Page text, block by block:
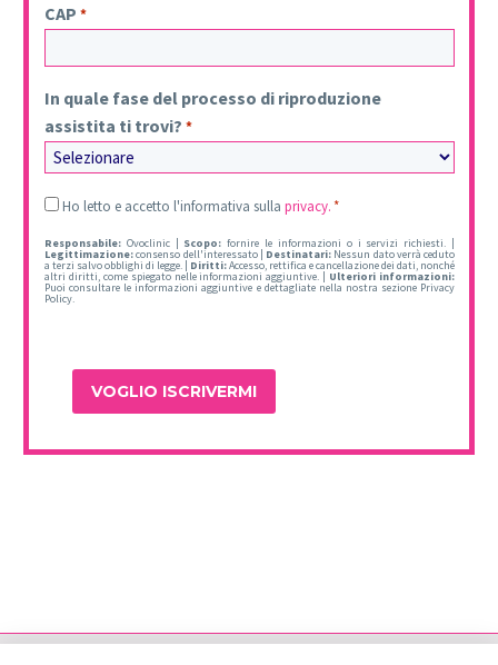
CAP *
In quale fase del processo di riproduzione
assistita ti trovi? *
Consentimiento
Ho letto e accetto l'informativa sulla privacy.*
Responsabile: Ovoclinic | Scopo:fornire le informazioni o i servizi richiesti. |
Legittimazione:consenso dell'interessato | Destinatari: Nessun dato verrà ceduto
a terzi salvo obblighi di legge. | Diritti:Accesso, rettifica e cancellazione dei dati, nonché
altri diritti, come spiegato nelle informazioni aggiuntive. | Ulteriori informazioni:
Puoi consultare le informazioni aggiuntive e dettagliate nella nostra sezione Privacy
Policy.